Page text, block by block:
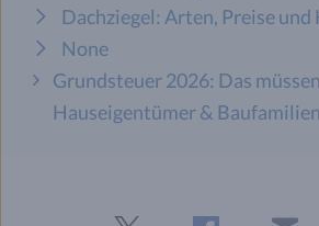
Dachziegel: Arten, Preise
None
Grundsteuer 2026: Das müssen
Hauseigentümer &